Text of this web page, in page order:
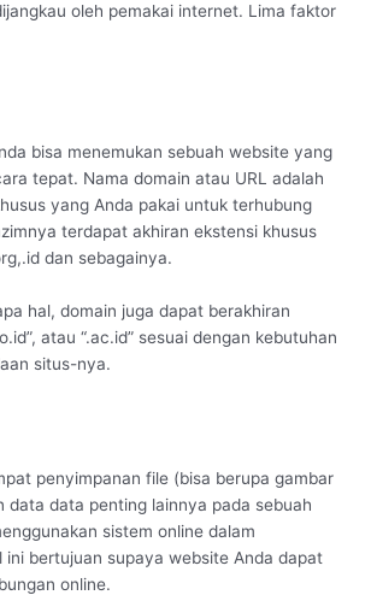
oleh pemakai internet. Lima faktor
bisa menemukan sebuah website yang
tepat. Nama domain atau URL adalah
yang Anda pakai untuk terhubung
terdapat akhiran ekstensi khusus
dan sebagainya.
hal, domain juga dapat berakhiran
atau “.ac.id” sesuai dengan kebutuhan
situs-nya.
penyimpanan file (bisa berupa gambar
data data penting lainnya pada sebuah
sistem online dalam
ini bertujuan supaya website Anda dapat
online.